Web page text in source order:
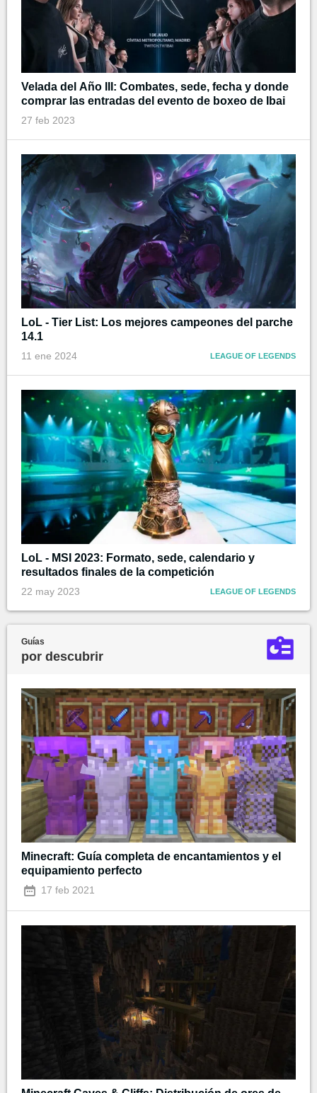
Velada del Año III: Combates, sede, fecha y donde
comprar las entradas del evento de boxeo de Ibai
27 feb 2023
LoL - Tier List: Los mejores campeones del parche
14.1
11 ene 2024 LEAGUE OF LEGENDS
LoL - MSI 2023: Formato, sede, calendario y
resultados finales de la competición
22 may 2023 LEAGUE OF LEGENDS
Guías
por descubrir
Minecraft: Guía completa de encantamientos y el
equipamiento perfecto
17 feb 2021